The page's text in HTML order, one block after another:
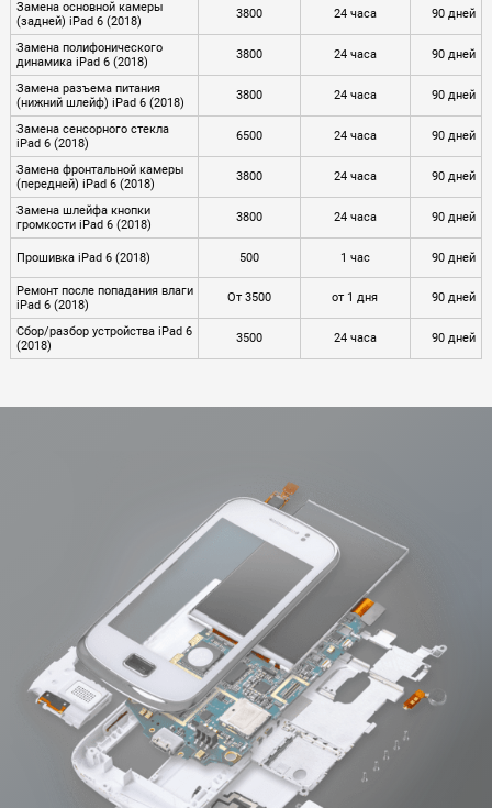
Замена основной камеры
(задней) iPad 6 (2018)
3800 24 часа 90 дней
Замена полифонического
динамика iPad 6 (2018)
3800 24 часа 90 дней
Замена разъема питания
(нижний шлейф) iPad 6 (2018)
3800 24 часа 90 дней
Замена сенсорного стекла
iPad 6 (2018)
6500 24 часа 90 дней
Замена фронтальной камеры
(передней) iPad 6 (2018)
3800 24 часа 90 дней
Замена шлейфа кнопки
громкости iPad 6 (2018)
3800 24 часа 90 дней
Прошивка iPad 6 (2018) 500 1 час 90 дней
Ремонт после попадания влаги
iPad 6 (2018)
От 3500 от 1 дня 90 дней
Сбор/разбор устройства iPad 6
(2018)
3500 24 часа 90 дней